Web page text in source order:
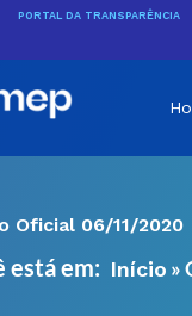
PORTAL DA TRANSPARÊNCIA
Oficial 06/11/2020
está em: Início »